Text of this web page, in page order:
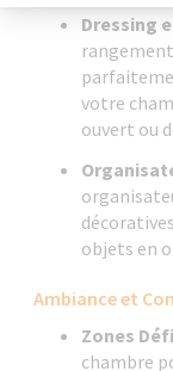
Dressing
votre
ouvert ou
objets en
Ambiance et
Zones
chambre